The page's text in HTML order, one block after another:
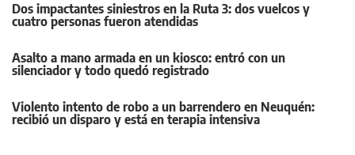
Dos impactantes siniestros en la Ruta 3: dos vuelcos y
cuatro personas fueron atendidas
Asalto a mano armada en un kiosco: entró con un
silenciador y todo quedó registrado
Violento intento de robo a un barrendero en Neuquén:
recibió un disparo y está en terapia intensiva